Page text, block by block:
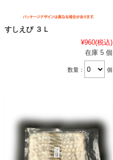
すしえび ３Ｌ
¥960(税込)
在庫 5 個
数量： 個